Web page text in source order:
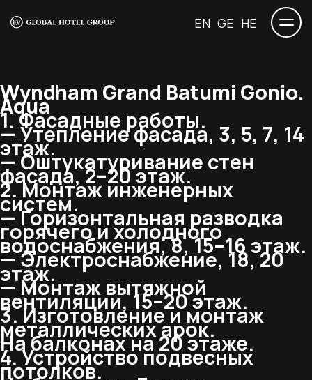
EN GE HE
Wyndham Grand Batumi Gonio.
Aqua
1. Фасадные работы.
— Утепление фасада, 3, 5, 7, 14
этаж.
— Оштукатуривание стен
фасада, 2–20 этаж.
2. Монтаж инженерных
систем.
— Горизонтальная разводка
горячего и холодного
водоснабжения, 8, 15–16 этаж.
— Электроснабжение, 18, 20
этаж.
— Монтаж вытяжной
вентиляции, 15–20 этаж.
3. Изготовление и монтаж
металлических арок.
На балконах на 20 этаже.
4. Устройство подвесных
потолков.